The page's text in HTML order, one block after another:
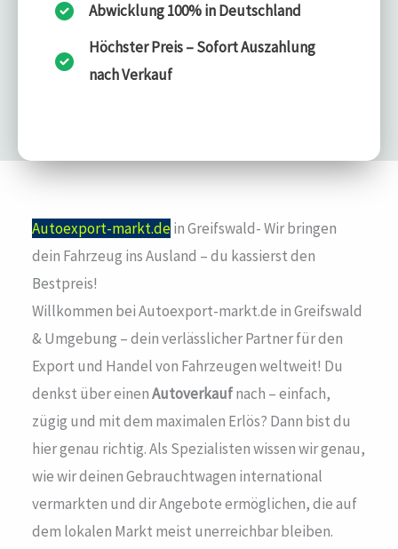
Abwicklung 100% in Deutschland
Höchster Preis – Sofort Auszahlung
nach Verkauf
Autoexport-markt.de in Greifswald- Wir bringen
dein Fahrzeug ins Ausland – du kassierst den
Bestpreis!
Willkommen bei Autoexport-markt.de in Greifswald
& Umgebung – dein verlässlicher Partner für den
Export und Handel von Fahrzeugen weltweit! Du
denkst über einenAutoverkaufnach – einfach,
zügig und mit dem maximalen Erlös? Dann bist du
hier genau richtig. Als Spezialisten wissen wir genau,
wie wir deinen Gebrauchtwagen international
vermarkten und dir Angebote ermöglichen, die auf
dem lokalen Markt meist unerreichbar bleiben.